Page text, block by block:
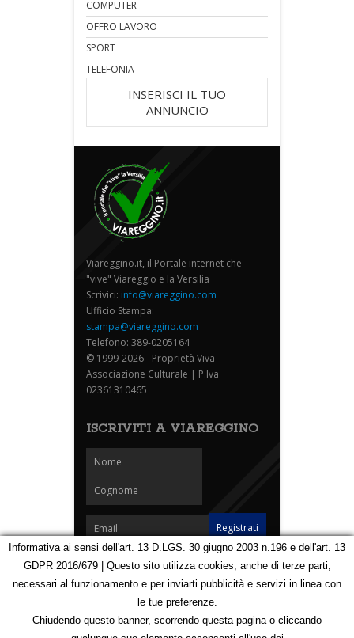
COMPUTER
OFFRO LAVORO
SPORT
TELEFONIA
INSERISCI IL TUO
ANNUNCIO
Viareggino.it, il Portale internet che
"vive" Viareggio e la Versilia
Scrivici: info@viareggino.com
Ufficio Stampa:
stampa@viareggino.com
Telefono: 389-0205164
© 1999-2026 - Proprietà Viva
Associazione Culturale | P.Iva
02361310465
ISCRIVITI A VIAREGGINO
Homepage Notizie Speciali Eventi Foto Carnevale
Partners
Contatti
Mappa
Informativa ai sensi dell'art. 13 D.LGS. 30 giugno 2003 n.196 e dell'art. 13
GDPR 2016/679 | Questo sito utilizza cookies, anche di terze parti,
necessari al funzionamento e per inviarti pubblicità e servizi in linea con
le tue preferenze.
Chiudendo questo banner, scorrendo questa pagina o cliccando